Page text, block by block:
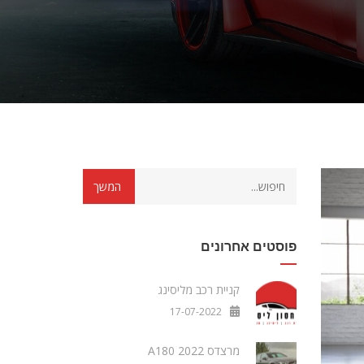
פוסטים אחרונים
קניית רכב מליסינג
17-07-2022
מרצדס A180 2022